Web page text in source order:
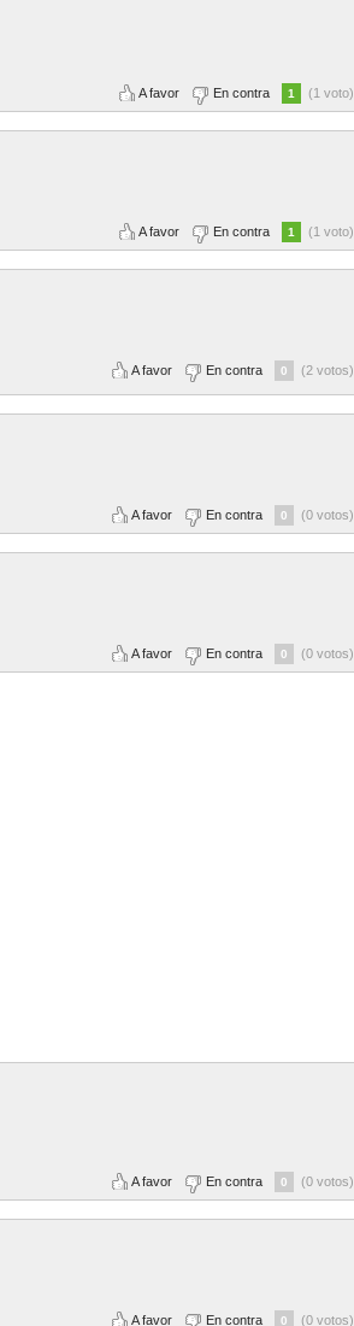
A favor En contra 1 (1 voto)
A favor En contra 1 (1 voto)
A favor En contra 0 (2 votos)
A favor En contra 0 (0 votos)
A favor En contra 0 (0 votos)
A favor En contra 0 (0 votos)
A favor En contra 0 (0 votos)